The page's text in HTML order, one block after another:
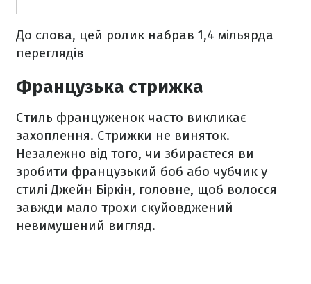
До слова, цей ролик набрав 1,4 мільярда
переглядів
Французька стрижка
Стиль француженок часто викликає
захоплення. Стрижки не виняток.
Незалежно від того, чи збираєтеся ви
зробити французький боб або чубчик у
стилі Джейн Біркін, головне, щоб волосся
завжди мало трохи скуйовджений
невимушений вигляд.